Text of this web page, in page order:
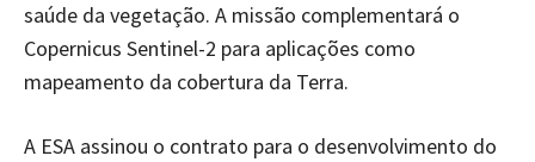
saúde da vegetação. A missão complementará o
Copernicus Sentinel-2 para aplicações como
mapeamento da cobertura da Terra.
A ESA assinou o contrato para o desenvolvimento do